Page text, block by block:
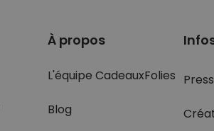
À propos
L'équipe CadeauxFolies
Blog